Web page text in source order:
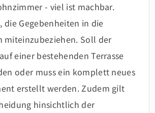
- viel ist machbar.
die Gegebenheiten in die
miteinzubeziehen. Soll der
einer bestehenden Terrasse
oder muss ein komplett neues
erstellt werden. Zudem gilt
hinsichtlich der